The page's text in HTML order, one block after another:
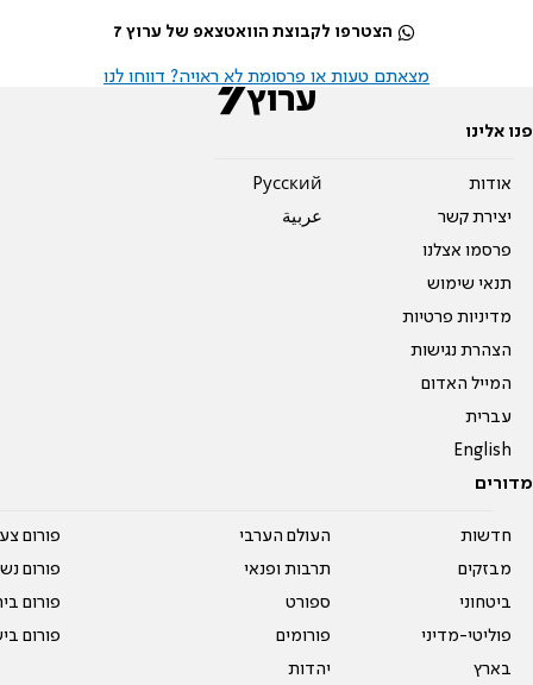
הצטרפו לקבוצת הוואטצאפ של ערוץ 7
מצאתם טעות או פרסומת לא ראויה? דווחו לנו
פנו אלינו
אודות
יצירת קשר
פרסמו אצלנו
תנאי שימוש
מדיניות פרטיות
הצהרת נגישות
המייל האדום
עברית
English
Pусский
عربية
מדורים
חדשות
מבזקים
ביטחוני
פוליטי-מדיני
בארץ
העולם הערבי
תרבות ופנאי
ספורט
פורומים
יהדות
פורום
פורום
פורום
פורום